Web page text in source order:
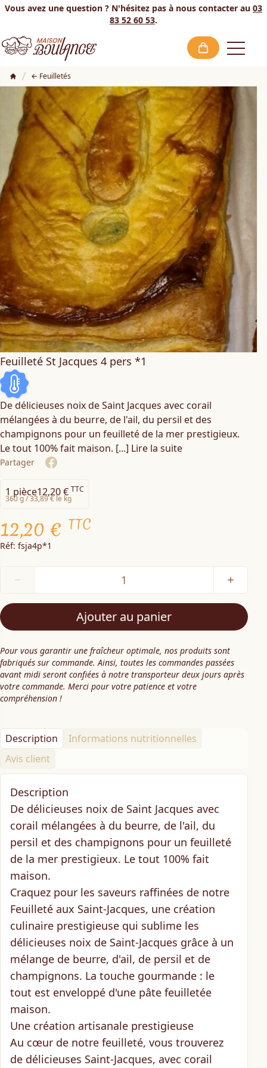
Vous avez une question ? N'hésitez pas à nous contacter au 03
83 52 60 53.
Feuilletés
Feuilleté St Jacques 4 pers *1
De délicieuses noix de Saint Jacques avec corail
mélangées à du beurre, de l'ail, du persil et des
champignons pour un feuilleté de la mer prestigieux.
Le tout 100% fait maison. [...] Lire la suite
Partager
Share on Facebook
1 pièce12,20 € TTC
360 g /33,89 € le kg
12,20 € TTC
Réf: fsja4p*1
Ajouter au panier
Pour vous garantir une fraîcheur optimale, nos produits sont
fabriqués sur commande. Ainsi, toutes les commandes passées
avant midi seront confiées à notre transporteur deux jours après
votre commande. Merci pour votre patience et votre
compréhension !
Description
Informations nutritionnelles
Avis client
Description
De délicieuses noix de Saint Jacques avec
corail mélangées à du beurre, de l'ail, du
persil et des champignons pour un feuilleté
de la mer prestigieux. Le tout 100% fait
maison.
Craquez pour les saveurs raffinées de notre
Feuilleté aux Saint-Jacques, une création
culinaire prestigieuse qui sublime les
délicieuses noix de Saint-Jacques grâce à un
mélange de beurre, d'ail, de persil et de
champignons. La touche gourmande : le
tout est enveloppé d'une pâte feuilletée
maison.
Une création artisanale prestigieuse
Au cœur de notre feuilleté, vous trouverez
de délicieuses Saint-Jacques, avec corail